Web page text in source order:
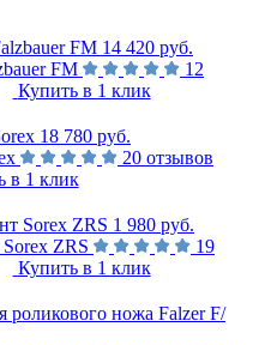
14 420 руб.
FM
12
Купить в 1 клик
18 780 руб.
20 отзывов
в 1 клик
1 980 руб.
ZRS
19
Купить в 1 клик